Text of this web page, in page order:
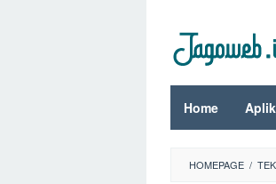
konten
Home
HOMEPAGE /